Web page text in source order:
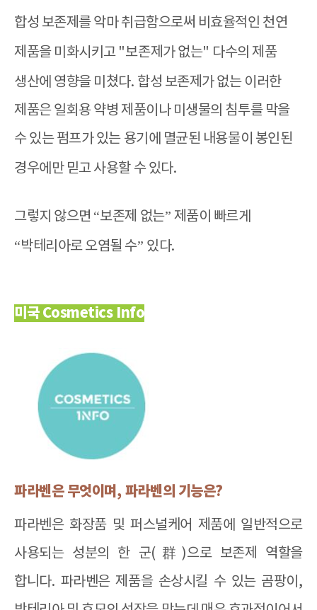
합성 보존제를 악마 취급함으로써 비효율적인 천연
제품을 미화시키고 "보존제가 없는" 다수의 제품
생산에 영향을 미쳤다. 합성 보존제가 없는 이러한
제품은 일회용 약병 제품이나 미생물의 침투를 막을
수 있는 펌프가 있는 용기에 멸균된 내용물이 봉인된
경우에만 믿고 사용할 수 있다.
그렇지 않으면 “보존제 없는” 제품이 빠르게
“박테리아로 오염될 수” 있다.
미국 Cosmetics Info
파라벤은 무엇이며 , 파라벤의 기능은?
파라벤은 화장품 및 퍼스널케어 제품에 일반적으로
사용되는 성분의 한 군( 群 )으로 보존제 역할을
합니다. 파라벤은 제품을 손상시킬 수 있는 곰팡이 ,